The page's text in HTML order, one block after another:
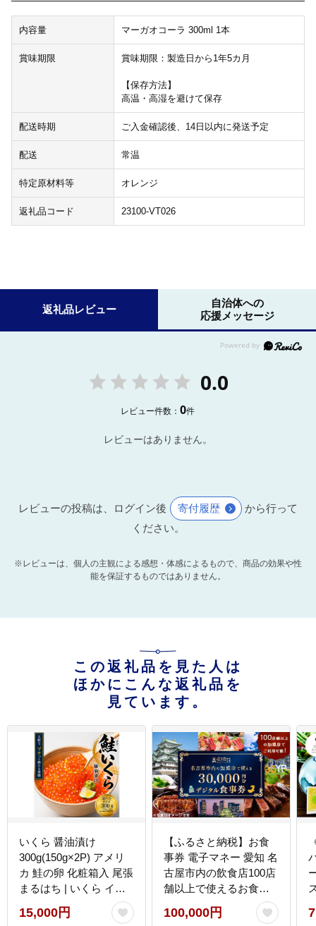
内容量 マーガオコーラ 300ml 1本
賞味期限 賞味期限：製造日から1年5カ月
【保存方法】
高温・高湿を避けて保存
配送時期 ご入金確認後、14日以内に発送予定
配送 常温
特定原材料等 オレンジ
返礼品コード 23100-VT026
返礼品レビュー
自治体への
応援メッセージ
0.0
レビュー件数：0件
レビューはありません。
レビューの投稿は、ログイン後 寄付履歴
から行って
ください。
※レビューは、個人の主観による感想・体感によるもので、商品の効果や性
能を保証するものではありません。
この返礼品を見た人は
ほかにこんな返礼品を
見ています。
いくら 醤油漬け
300g(150g×2P) アメリ
カ 鮭の卵 化粧箱入 尾張
まるはち | いくら イク
ラ いくら醤油漬け 鮭卵
醤油漬け 化粧箱入り 贈
15,000円
【ふるさと納税】お食
事券 電子マネー 愛知 名
古屋市内の飲食店100店
舗以上で使えるお食事
券 モーニング・ラン
チ・ディナー 「美味切
100,000円